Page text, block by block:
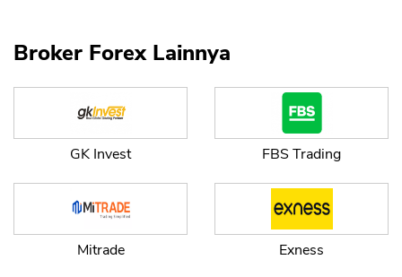
Broker Forex Lainnya
GK Invest FBS Trading
Mitrade Exness